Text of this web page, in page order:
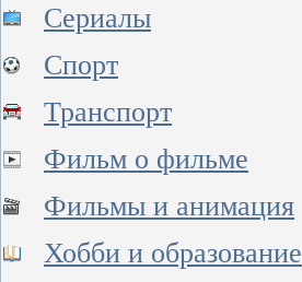
Сериалы
Спорт
Транспорт
Фильм о фильме
Фильмы и анимация
Хобби и образование